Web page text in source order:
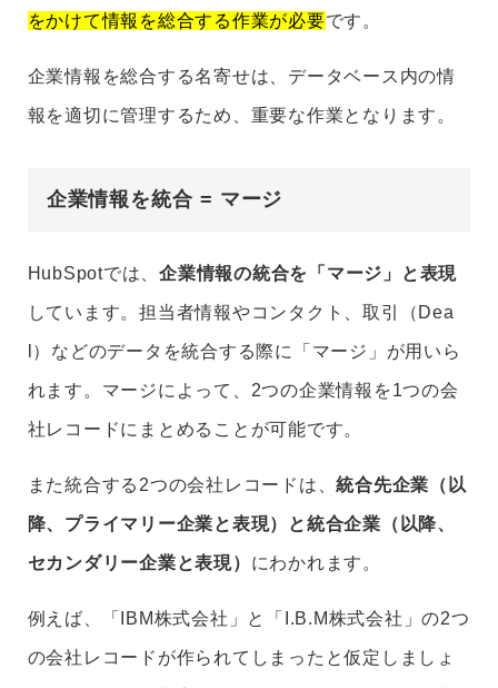
をかけて情報を総合する作業が必要です。
企業情報を総合する名寄せは、データベース内の情
報を適切に管理するため、重要な作業となります。
企業情報を統合 = マージ
HubSpotでは、企業情報の統合を「マージ」と表現
しています。担当者情報やコンタクト、取引（Dea
l）などのデータを統合する際に「マージ」が用いら
れます。マージによって、2つの企業情報を1つの会
社レコードにまとめることが可能です。
また統合する2つの会社レコードは、統合先企業（以
降、プライマリー企業と表現）と統合企業（以降、
セカンダリー企業と表現） にわかれます。
例えば、「IBM株式会社」と「I.B.M株式会社」の2つ
の会社レコードが作られてしまったと仮定しましょ